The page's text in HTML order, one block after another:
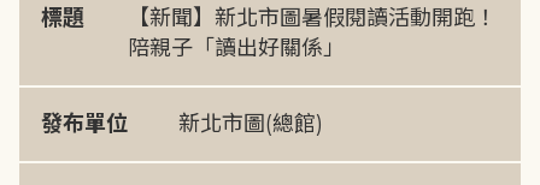
標題
【新聞】新北市圖暑假閱讀活動開跑！
陪親子「讀出好關係」
發布單位 新北市圖(總館)